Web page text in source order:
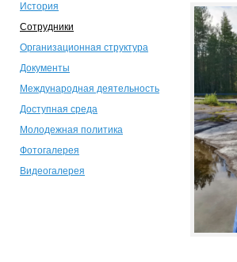
История
Сотрудники
Организационная структура
Документы
Международная деятельность
Доступная среда
Молодежная политика
Фотогалерея
Видеогалерея